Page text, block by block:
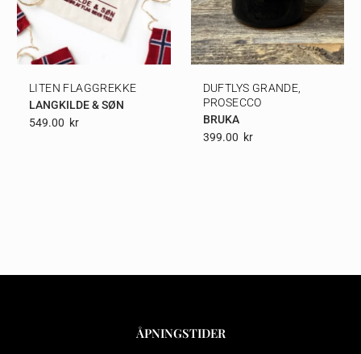
LITEN FLAGGREKKE
LANGKILDE & SØN
549.00 Kr
DUFTLYS GRANDE,
PROSECCO
BRUKA
399.00 Kr
ÅPNINGSTIDER